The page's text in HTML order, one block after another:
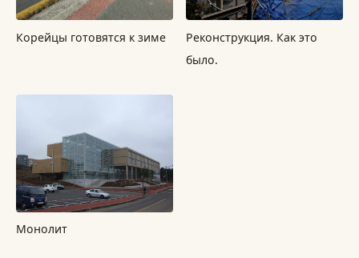
Корейцы готовятся к зиме
Реконструкция. Как это
было.
Монолит